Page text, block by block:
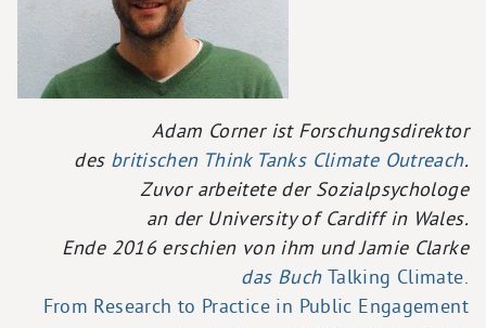
Adam Corner ist Forschungsdirektor
des britischen Think Tanks Climate Outreach.
Zuvor arbeitete der Sozialpsychologe
an der University of Cardiff in Wales.
Ende 2016 erschien von ihm und Jamie Clarke
das Buch Talking Climate.
From Research to Practice in Public Engagement